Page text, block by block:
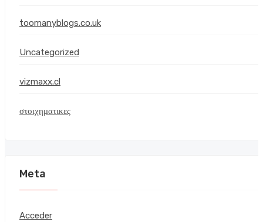
toomanyblogs.co.uk
Uncategorized
vizmaxx.cl
στοιχηματικες
Meta
Acceder